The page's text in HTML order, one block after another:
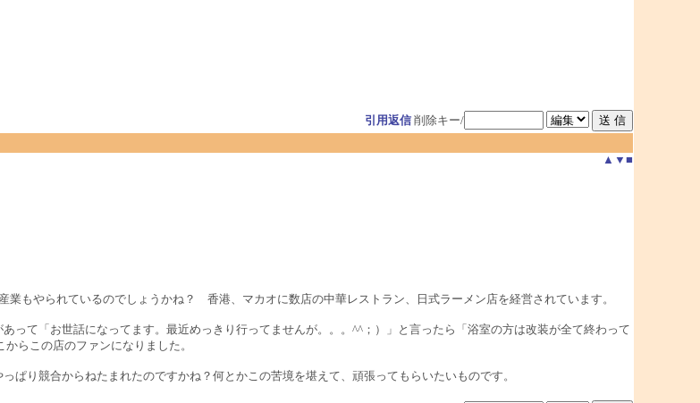
引用返信 削除キー/
▲ ▼ ■
もやられているのでしょうかね？ 香港、マカオに数店の中華レストラン、日式ラーメン店を経営されています。
って「お世話になってます。最近めっきり行ってませんが。。。^^；）」と言ったら「浴室の方は改装が全て終わって
らこの店のファンになりました。
ぱり競合からねたまれたのですかね？何とかこの苦境を堪えて、頑張ってもらいたいものです。